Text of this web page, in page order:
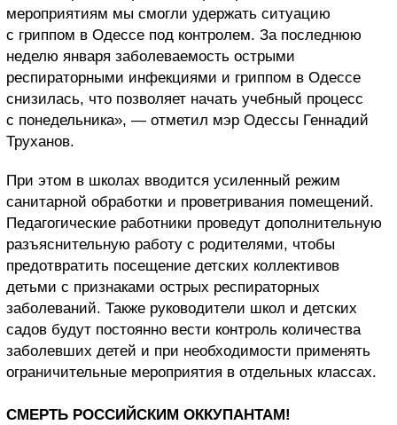
мероприятиям мы смогли удержать ситуацию
с гриппом в Одессе под контролем. За последнюю
неделю января заболеваемость острыми
респираторными инфекциями и гриппом в Одессе
снизилась, что позволяет начать учебный процесс
с понедельника», — отметил мэр Одессы Геннадий
Труханов.
При этом в школах вводится усиленный режим
санитарной обработки и проветривания помещений.
Педагогические работники проведут дополнительную
разъяснительную работу с родителями, чтобы
предотвратить посещение детских коллективов
детьми с признаками острых респираторных
заболеваний. Также руководители школ и детских
садов будут постоянно вести контроль количества
заболевших детей и при необходимости применять
ограничительные мероприятия в отдельных классах.
СМЕРТЬ РОССИЙСКИМ ОККУПАНТАМ!